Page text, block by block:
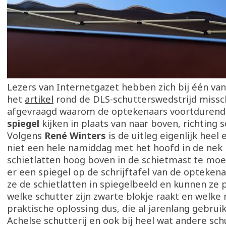
Lezers van Internetgazet hebben zich bij één
het artikel rond de DLS-schutterswedstrijd
afgevraagd waarom de optekenaars
spiegel kijken in plaats van naar boven, richting
Volgens René Winters is de uitleg eigenlijk heel
niet een hele namiddag met het hoofd in de nek
schietlatten hoog boven in de schietmast te
er een spiegel op de schrijftafel van de
ze de schietlatten in spiegelbeeld en kunnen ze
welke schutter zijn zwarte blokje raakt en welke
praktische oplossing dus, die al jarenlang
Achelse schutterij en ook bij heel wat andere